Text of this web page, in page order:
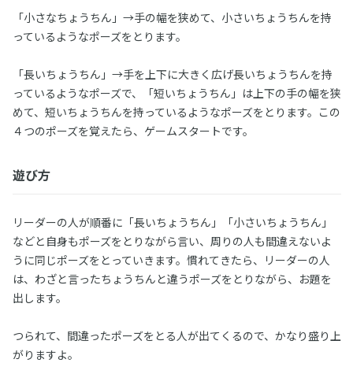
「小さなちょうちん」→手の幅を狭めて、小さいちょうちんを持
っているようなポーズをとります。
「長いちょうちん」→手を上下に大きく広げ長いちょうちんを持
っているようなポーズで、「短いちょうちん」は上下の手の幅を狭
めて、短いちょうちんを持っているようなポーズをとります。この
４つのポーズを覚えたら、ゲームスタートです。
遊び方
リーダーの人が順番に「長いちょうちん」「小さいちょうちん」
などと自身もポーズをとりながら言い、周りの人も間違えないよ
うに同じポーズをとっていきます。慣れてきたら、リーダーの人
は、わざと言ったちょうちんと違うポーズをとりながら、お題を
出します。
つられて、間違ったポーズをとる人が出てくるので、かなり盛り上
がりますよ。